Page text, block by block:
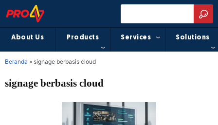
About Us Products Services Solutions
Beranda » signage berbasis cloud
signage berbasis cloud